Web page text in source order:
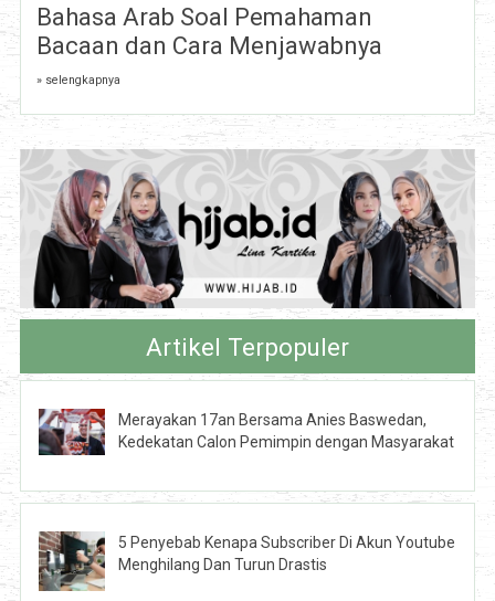
Bahasa Arab Soal Pemahaman
Bacaan dan Cara Menjawabnya
» selengkapnya
Artikel Terpopuler
Merayakan 17an Bersama Anies Baswedan,
Kedekatan Calon Pemimpin dengan Masyarakat
5 Penyebab Kenapa Subscriber Di Akun Youtube
Menghilang Dan Turun Drastis